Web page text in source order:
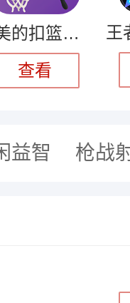
完美的扣篮手机版
查看
益智 枪战